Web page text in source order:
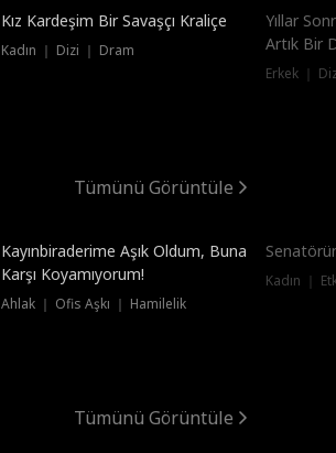
Kız Kardeşim Bir Savaşçı Kraliçe
Kadın ｜ Dizi ｜ Dram
Yıllar
Artık Bir
Erkek ｜
Tümünü Görüntüle
Kayınbiraderime Aşık Oldum, Buna
Karşı Koyamıyorum!
Ahlak ｜ Ofis Aşkı ｜ Hamilelik
Kadın ｜
Tümünü Görüntüle